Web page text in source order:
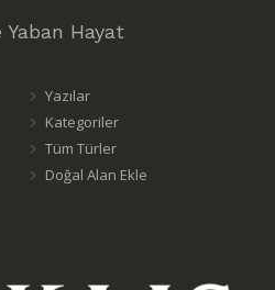
Yaban Hayat
Yazılar
Kategoriler
Tüm Türler
Doğal Alan Ekle